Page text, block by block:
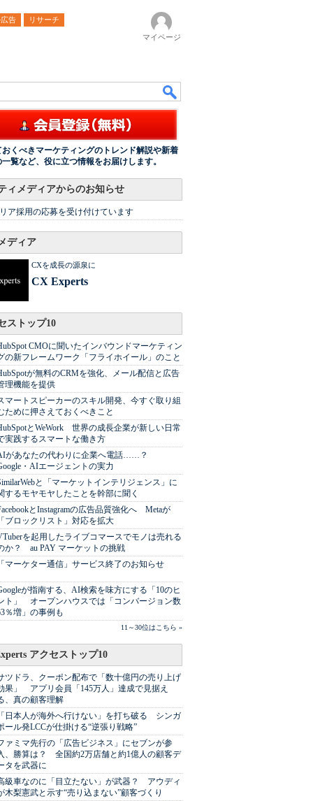
告
リサーチ
マイページ
おくべきマーケティングのトレンド解説や新着
覧など、役に立つ情報をお届けします。
ィメディアからのお知らせ
ア採用の応募を受け付けています
ディア
CXを成長の源泉に
CX Experts
ストップ10
CMOに聞いたインバウンドマーケティン
の新フレームワーク「フライホイール」のこと
が無料のCRMを強化、メール配信と広告
理機能を提供
マートスピーカーのスキル開発、今すぐ取り組
ために押さえておくべきこと
とWeWork 世界の成長企業が新しい日常
実践するスマートな働き方
があなたの代わりに企業へ電話……？
・AIエージェントの実力
と「マーケットインテリジェンス」に
するモヤモヤしたことを幹部に聞く
とInstagramの広告品質強化へ Metaが
ブロックリスト」対応を拡大
を起用したライブコマースでモノは売れる
か？ au PAY マーケットの挑戦
マーケター通信」サービス終了のお知らせ
が指南する、AI検索を味方にする「10のヒ
ト」 オープンハウスでは「コンバージョン数
％増」の事例も
11～30位はこちら »
アクセストップ10
ツドラ、クーポン配布で「数十億円の売り上げ
果」 アプリ会員「145万人」達成で見据え
、真の顧客理解
日本人が海外へ行けない」を打ち破る シンガ
ール発LCCが仕掛ける“逆張り戦略”
ァミマ先行の「広告ビジネス」にセブンが参
、勝算は？ 全国約2万店舗と約1億人の顧客デ
タを武器に
級車なのに「目立たない」が武器？ アウディ
木梨憲武と示す“売り込まない”顧客づくり